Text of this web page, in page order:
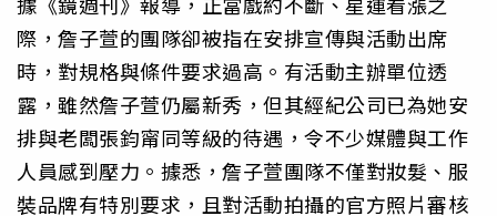
際，詹子萱的團隊卻被指在安排宣傳與活動出席
時，對規格與條件要求過高。有活動主辦單位透
露，雖然詹子萱仍屬新秀，但其經紀公司已為她安
排與老闆張鈞甯同等級的待遇，令不少媒體與工作
人員感到壓力。據悉，詹子萱團隊不僅對妝髮、服
裝品牌有特別要求，且對活動拍攝的官方照片審核